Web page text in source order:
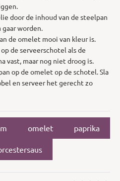
door de inhoud van de steelpan
worden.
de omelet mooi van kleur is.
de serveerschotel als de
vast, maar nog niet droog is.
op de omelet op de schotel. Sla
en serveer het gerecht zo
omelet paprika